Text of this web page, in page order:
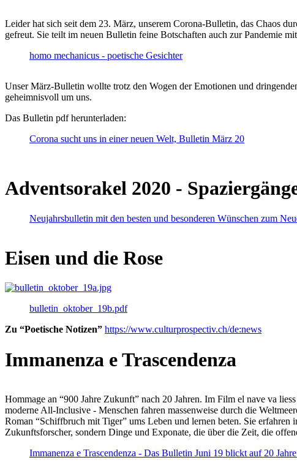
Leider hat sich seit dem 23. März, unserem Corona-Bulletin, das Chaos
gefreut. Sie teilt im neuen Bulletin feine Botschaften auch zur Pandemie
homo mechanicus - poetische Gesichter
Unser März-Bulletin wollte trotz den Wogen der Emotionen und
geheimnisvoll um uns.
Das Bulletin pdf herunterladen:
Corona sucht uns in einer neuen Welt, Bulletin März 20
Adventsorakel 2020 -
Neujahrsbulletin mit den besten und besonderen Wünschen zum
Eisen und die Rose
bulletin_oktober_19b.pdf
Zu “Poetische Notizen” https://www.culturprospectiv.ch/de:news
Immanenza e Trascendenza
Hommage an “900 Jahre Zukunft” nach 20 Jahren. Im Film el nave va
moderne All-Inclusive - Menschen fahren massenweise durch die
Roman “Schiffbruch mit Tiger” ums Leben und lernen beten. Sie
Zukunftsforscher, sondern Dinge und Exponate, die über die Zeit, die
Immanenza e Trascendenza - Das Bulletin Juni 19 blickt auf 20